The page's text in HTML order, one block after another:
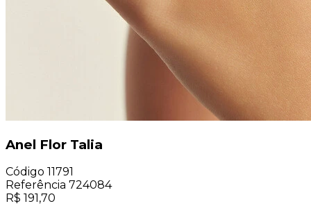
Anel Flor Talia
Código 11791
Referência 724084
R$ 191,70